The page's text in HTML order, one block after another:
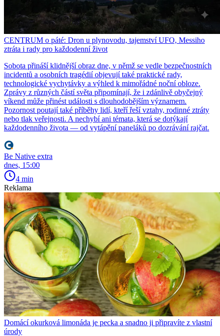
CENTRUM o páté: Dron u plynovodu, tajemství UFO, Messiho
ztráta i rady pro každodenní život
Sobota přináší klidnější obraz dne, v němž se vedle bezpečnostních
incidentů a osobních tragédií objevují také praktické rady,
technologické vychytávky a výhled k mimořádné noční obloze.
Zprávy z různých částí světa připomínají, že i zdánlivě obyčejný
víkend může přinést události s dlouhodobějším významem.
Pozornost poutají také příběhy lidí, kteří řeší vztahy, rodinné ztráty
nebo tlak veřejnosti. A nechybí ani témata, která se dotýkají
každodenního života — od vytápění paneláků po dozrávání rajčat.
Be Native extra
dnes, 15:00
4 min
Reklama
Domácí okurková limonáda je pecka a snadno ji připravíte z vlastní
úrody